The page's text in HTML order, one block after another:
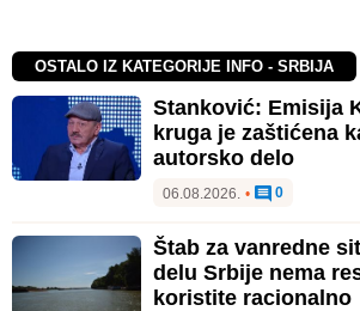
OSTALO IZ KATEGORIJE INFO - SRBIJA
Stanković: Emisija
kruga je zaštićena
autorsko delo
06.08.2026. • 0
Štab za vanredne
delu Srbije nema
koristite racionalno